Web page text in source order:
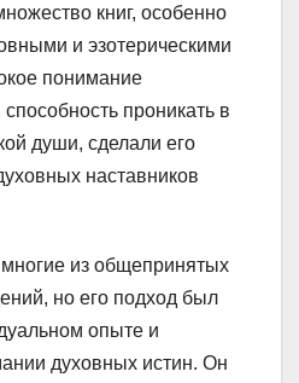
книг, особенно
и эзотерическими
понимание
проникать в
души, сделали его
наставников
из общепринятых
но его подход был
опыте и
духовных истин. Он